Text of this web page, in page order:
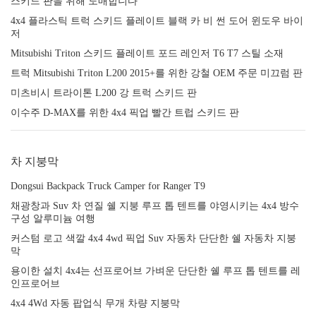
4x4 플라스틱 트럭 스키드 플레이트 블랙 카 비 썬 도어 윈도우 바이
저
Mitsubishi Triton 스키드 플레이트 포드 레인저 T6 T7 스틸 소재
트럭 Mitsubishi Triton L200 2015+를 위한 강철 OEM 주문 미끄럼 판
미츠비시 트라이톤 L200 강 트럭 스키드 판
이수주 D-MAX를 위한 4x4 픽업 빨간 트럽 스키드 판
차 지붕막
Dongsui Backpack Truck Camper for Ranger T9
채광창과 Suv 차 연질 쉘 지붕 루프 톱 텐트를 야영시키는 4x4 방수
구성 알루미늄 여행
커스텀 로고 색깔 4x4 4wd 픽업 Suv 자동차 단단한 쉘 자동차 지붕
막
용이한 설치 4x4는 선프로어브 가벼운 단단한 쉘 루프 톱 텐트를 레
인프로어브
4x4 4Wd 자동 팝업식 무개 차량 지붕막